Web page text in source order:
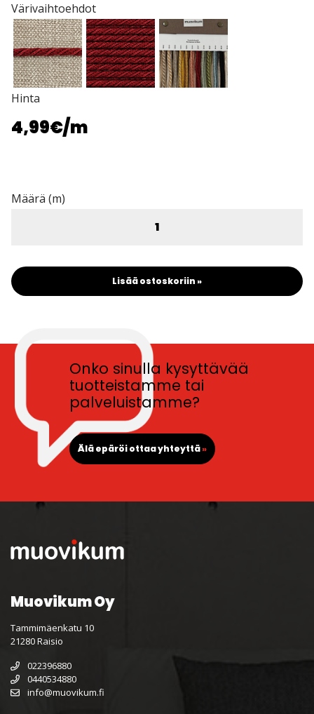
Värivaihtoehdot
Hinta
4,99€/m
Määrä (m)
Lisää ostoskoriin »
Onko sinulla kysyttävää
tuotteistamme tai
palveluistamme?
Älä epäröi ottaa yhteyttä»
Muovikum Oy
Tammimäenkatu 10
21280 Raisio
022396880
0440534880
info@muovikum.fi